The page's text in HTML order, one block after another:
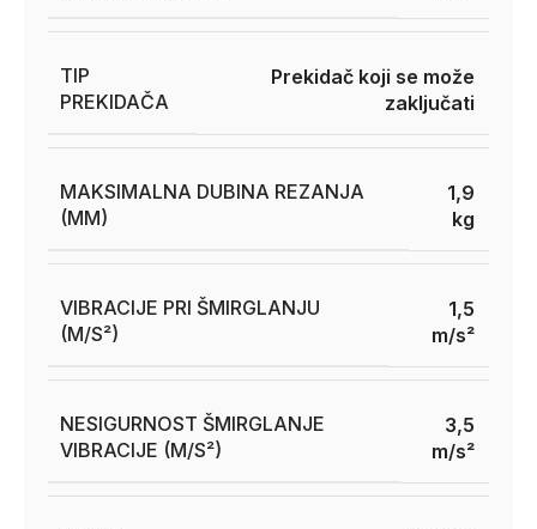
TIP
PREKIDAČA
Prekidač koji se može
zaključati
MAKSIMALNA DUBINA REZANJA
(MM)
1,9
kg
VIBRACIJE PRI ŠMIRGLANJU
(M/S²)
1,5
m/s²
NESIGURNOST ŠMIRGLANJE
VIBRACIJE (M/S²)
3,5
m/s²